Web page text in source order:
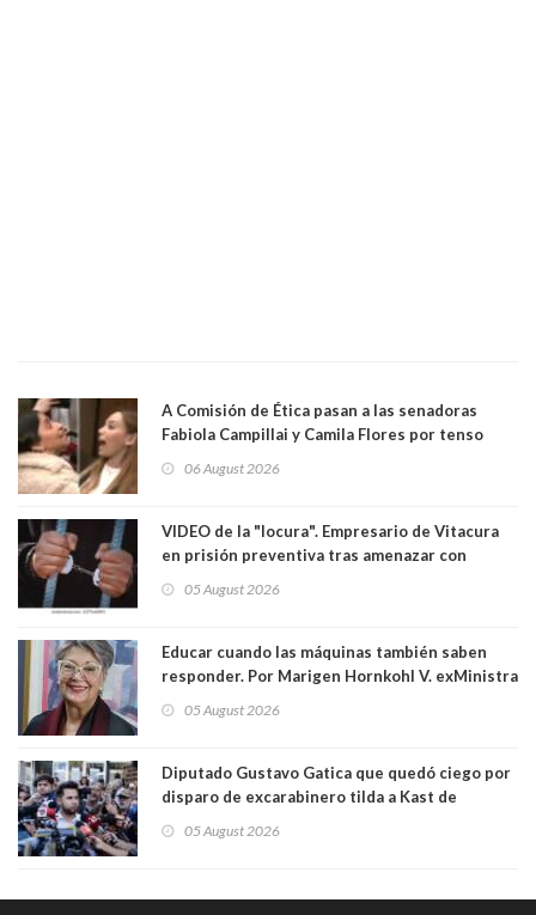
A Comisión de Ética pasan a las senadoras
Fabiola Campillai y Camila Flores por tenso
06 August 2026
VIDEO de la "locura". Empresario de Vitacura
en prisión preventiva tras amenazar con
Los persiguió en potente camioneta
05 August 2026
Educar cuando las máquinas también saben
responder. Por Marigen Hornkohl V. exMinistra
05 August 2026
Diputado Gustavo Gatica que quedó ciego por
disparo de excarabinero tilda a Kast de
absolución del exuniformado. Presidente DC
05 August 2026